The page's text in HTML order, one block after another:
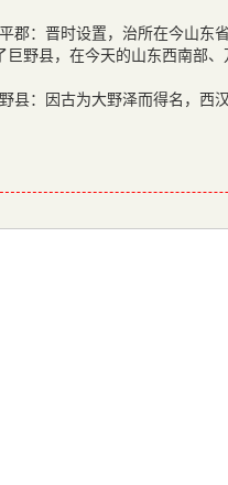
郡：晋时设置，治所在今山东
巨野县，在今天的山东西南部、
县：因古为大野泽而得名，西